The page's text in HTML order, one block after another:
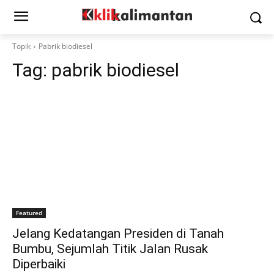
Topik Pabrik biodiesel
Tag: pabrik biodiesel
Featured
Jelang Kedatangan Presiden di Tanah
Bumbu, Sejumlah Titik Jalan Rusak
Diperbaiki